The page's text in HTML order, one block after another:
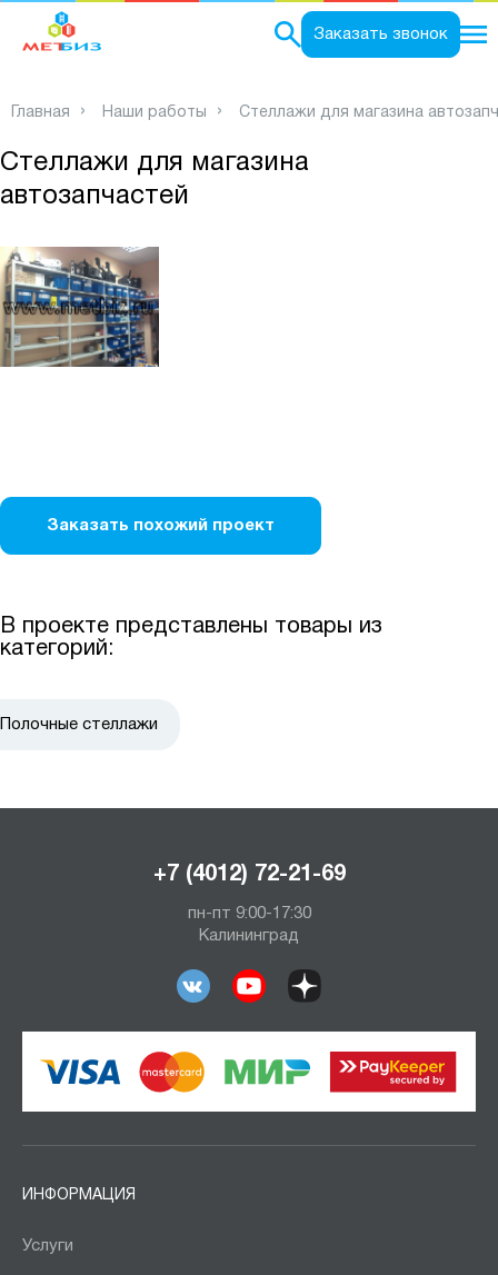
Заказать звонок
Главная Наши работы Стеллажи для магазина
Стеллажи для магазина
автозапчастей
Заказать похожий проект
В проекте представлены товары из
категорий:
Полочные стеллажи
+7 (4012) 72-21-69
пн-пт 9:00-17:30
Калининград
ИНФОРМАЦИЯ
Услуги